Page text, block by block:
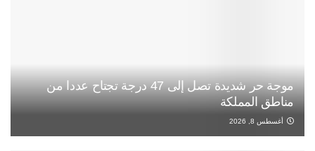
موجة حر شديدة تصل إلى 47 درجة تجتاح عددا من
مناطق المملكة
أغسطس 8, 2026